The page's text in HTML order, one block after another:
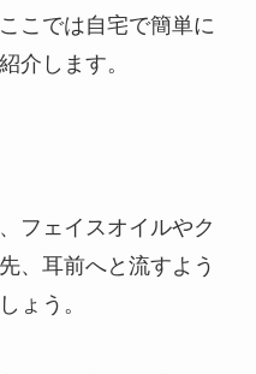
こでは自宅で簡単に
介します。
フェイスオイルやク
、耳前へと流すよう
ょう。